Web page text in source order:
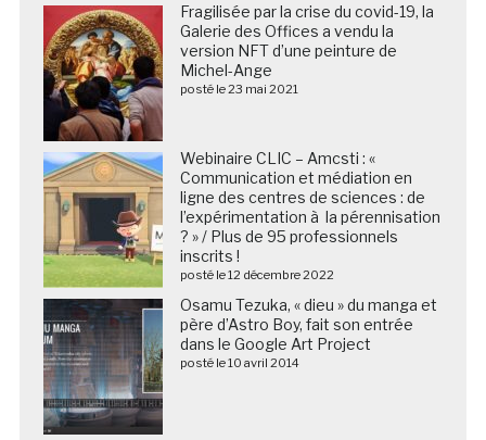
Fragilisée par la crise du covid-19, la
Galerie des Offices a vendu la
version NFT d’une peinture de
Michel-Ange
posté le 23 mai 2021
Webinaire CLIC – Amcsti : «
Communication et médiation en
ligne des centres de sciences : de
l’expérimentation à la pérennisation
? » / Plus de 95 professionnels
inscrits !
posté le 12 décembre 2022
Osamu Tezuka, « dieu » du manga et
père d’Astro Boy, fait son entrée
dans le Google Art Project
posté le 10 avril 2014